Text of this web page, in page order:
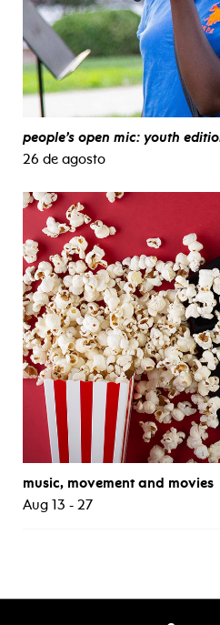
people’s open mic: youth
26 de agosto
music, movement and movies
Aug 13 - 27